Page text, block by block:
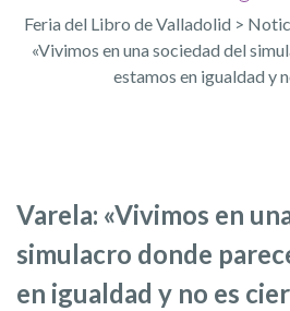
Feria del Libro de Valladolid >
«Vivimos en una sociedad del
estamos en igualdad y
Varela: «Vivimos en
simulacro donde
en igualdad y no es